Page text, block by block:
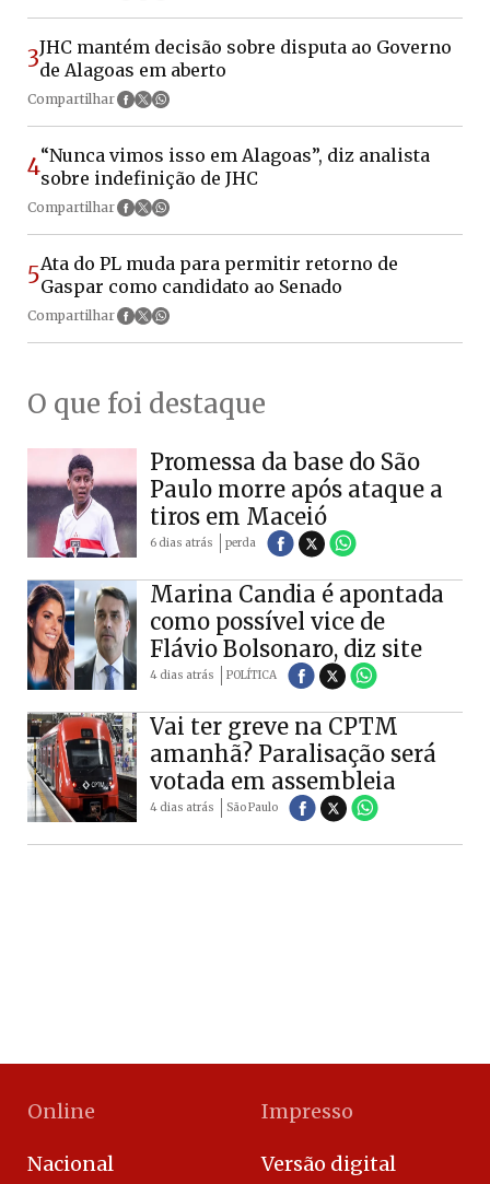
3JHC mantém decisão sobre disputa ao Governo
de Alagoas em aberto
Compartilhar
4“Nunca vimos isso em Alagoas”, diz analista
sobre indefinição de JHC
Compartilhar
5Ata do PL muda para permitir retorno de
Gaspar como candidato ao Senado
Compartilhar
O que foi destaque
Promessa da base do São
Paulo morre após ataque a
tiros em Maceió
6 dias atrás perda
Marina Candia é apontada
como possível vice de
Flávio Bolsonaro, diz site
4 dias atrás POLÍTICA
Vai ter greve na CPTM
amanhã? Paralisação será
votada em assembleia
4 dias atrás São Paulo
Online
Nacional
Impresso
Versão digital